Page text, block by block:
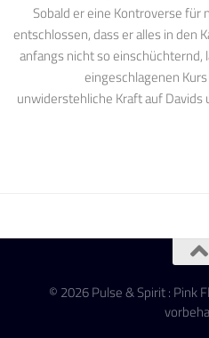
Sobald er eine Kontroverse
entschlossen, dass er alles in den
anfangs nicht so einschüchternd,
eingeschlagenen
unwiderstehliche Kraft auf
© 2026 Pulse & Spirit : Pink